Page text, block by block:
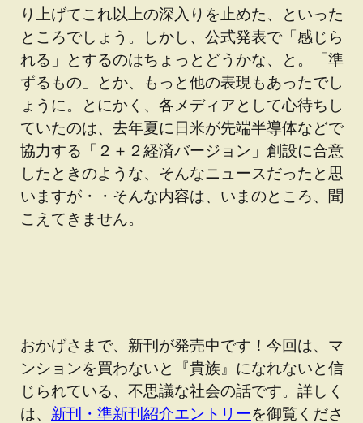
り上げてこれ以上の深入りを止めた、といった
ところでしょう。しかし、公式発表で「感じら
れる」とするのはちょっとどうかな、と。「準
ずるもの」とか、もっと他の表現もあったでし
ょうに。とにかく、各メディアとして心待ちし
ていたのは、去年夏に日米が先端半導体などで
協力する「２＋２経済バージョン」創設に合意
したときのような、そんなニュースだったと思
いますが・・そんな内容は、いまのところ、聞
こえてきません。
おかげさまで、新刊が発売中です！今回は、マ
ンションを買わないと『貴族』になれないと信
じられている、不思議な社会の話です。詳しく
は、 新刊・準新刊紹介エントリーを御覧くださ